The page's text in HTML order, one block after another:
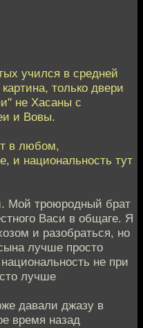
учился в средней
только двери
не Хасаны с
и Вовы.
в любом,
и национальность тут
Мой троюродный брат
Васи в общаге. Я
и разобраться, но
лучше просто
не при
лучше
давали джазу в
время назад